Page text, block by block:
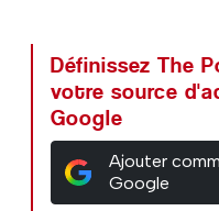
Définissez The
votre source
Google
Ajouter
Google